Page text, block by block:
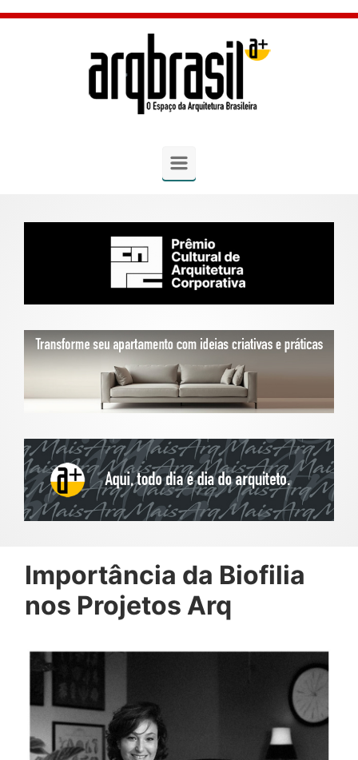
Skip to main content
Importância da Biofilia
nos Projetos Arq